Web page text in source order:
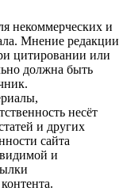
некоммерческих и
Мнение редакции
цитировании или
должна быть
несёт
и других
сайта
и